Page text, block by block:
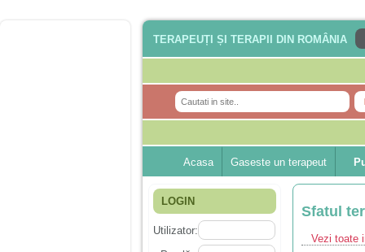
TERAPEUȚI ȘI TERAPII DIN ROMÂNIA
Acasa Gaseste un terapeut
LOGIN
Utilizator:
Sfatul
Vezi toate